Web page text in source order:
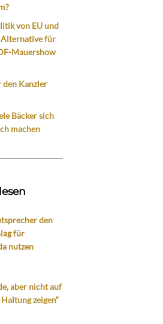
von EU und
Alternative für
Mauershow
Kanzler
Bäcker sich
machen
den
für
nutzen
aber nicht auf
zeigen“